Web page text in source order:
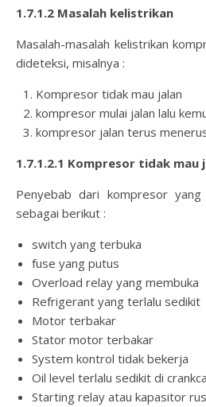
1.7.1.2 Masalah kelistrikan
Masalah-masalah kelistrikan
dideteksi, misalnya :
Kompresor tidak mau jalan
kompresor mulai jalan lalu
kompresor jalan terus
1.7.1.2.1 Kompresor tidak mau
Penyebab dari kompresor
sebagai berikut :
switch yang terbuka
fuse yang putus
Overload relay yang membuka
Refrigerant yang terlalu sedikit
Motor terbakar
Stator motor terbakar
System kontrol tidak bekerja
Oil level terlalu sedikit di
Starting relay atau kapasitor